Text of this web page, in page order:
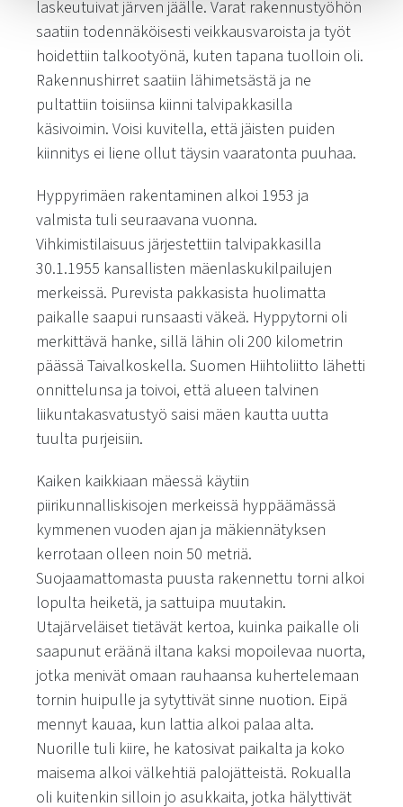
laskeutuivat järven jäälle. Varat rakennustyöhön
saatiin todennäköisesti veikkausvaroista ja työt
hoidettiin talkootyönä, kuten tapana tuolloin oli.
Rakennushirret saatiin lähimetsästä ja ne
pultattiin toisiinsa kiinni talvipakkasilla
käsivoimin. Voisi kuvitella, että jäisten puiden
kiinnitys ei liene ollut täysin vaaratonta puuhaa.
Hyppyrimäen rakentaminen alkoi 1953 ja
valmista tuli seuraavana vuonna.
Vihkimistilaisuus järjestettiin talvipakkasilla
30.1.1955 kansallisten mäenlaskukilpailujen
merkeissä. Purevista pakkasista huolimatta
paikalle saapui runsaasti väkeä. Hyppytorni oli
merkittävä hanke, sillä lähin oli 200 kilometrin
päässä Taivalkoskella. Suomen Hiihtoliitto lähetti
onnittelunsa ja toivoi, että alueen talvinen
liikuntakasvatustyö saisi mäen kautta uutta
tuulta purjeisiin.
Kaiken kaikkiaan mäessä käytiin
piirikunnalliskisojen merkeissä hyppäämässä
kymmenen vuoden ajan ja mäkiennätyksen
kerrotaan olleen noin 50 metriä.
Suojaamattomasta puusta rakennettu torni alkoi
lopulta heiketä, ja sattuipa muutakin.
Utajärveläiset tietävät kertoa, kuinka paikalle oli
saapunut eräänä iltana kaksi mopoilevaa nuorta,
jotka menivät omaan rauhaansa kuhertelemaan
tornin huipulle ja sytyttivät sinne nuotion. Eipä
mennyt kauaa, kun lattia alkoi palaa alta.
Nuorille tuli kiire, he katosivat paikalta ja koko
maisema alkoi välkehtiä palojätteistä. Rokualla
oli kuitenkin silloin jo asukkaita, jotka hälyttivät